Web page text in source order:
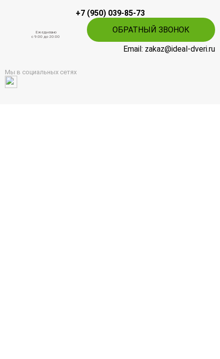
+7 (950) 039-85-73
Ежедневно
c 9:00 до 20:00
ОБРАТНЫЙ ЗВОНОК
Email: zakaz@ideal-dveri.ru
Мы в социальных сетях